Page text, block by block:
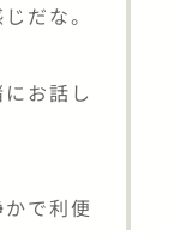
だな。
お話し
で利便